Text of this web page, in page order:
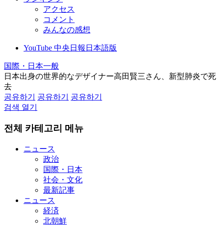
アクセス
コメント
みんなの感想
YouTube 中央日報日本語版
国際・日本一般
日本出身の世界的なデザイナー高田賢三さん、新型肺炎で死
去
공유하기
공유하기
공유하기
검색 열기
전체 카테고리 메뉴
ニュース
政治
国際・日本
社会・文化
最新記事
ニュース
経済
北朝鮮